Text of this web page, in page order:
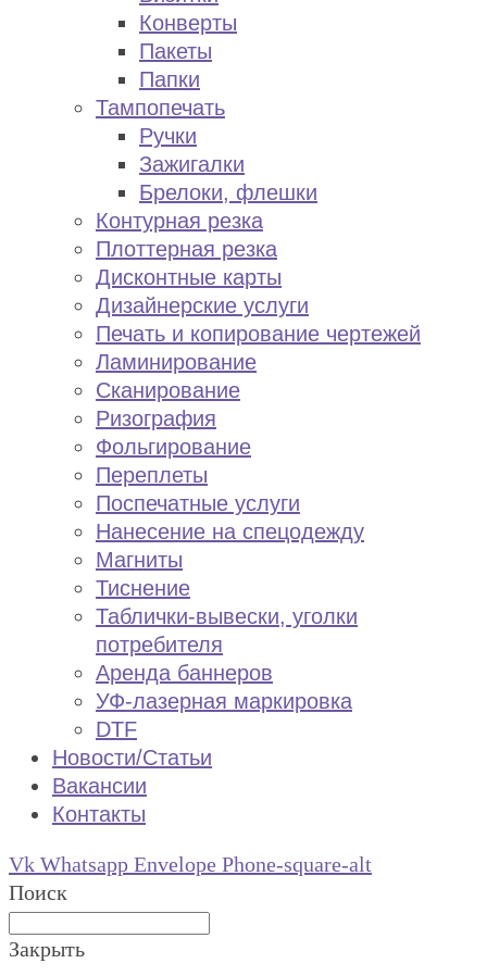
Конверты
Пакеты
Папки
Тампопечать
Ручки
Зажигалки
Брелоки, флешки
Контурная резка
Плоттерная резка
Дисконтные карты
Дизайнерские услуги
Печать и копирование чертежей
Ламинирование
Сканирование
Ризография
Фольгирование
Переплеты
Поспечатные услуги
Нанесение на спецодежду
Магниты
Тиснение
Таблички-вывески, уголки
потребителя
Аренда баннеров
УФ-лазерная маркировка
DTF
Новости/Статьи
Вакансии
Контакты
Vk Whatsapp Envelope Phone-square-alt
Поиск
Закрыть